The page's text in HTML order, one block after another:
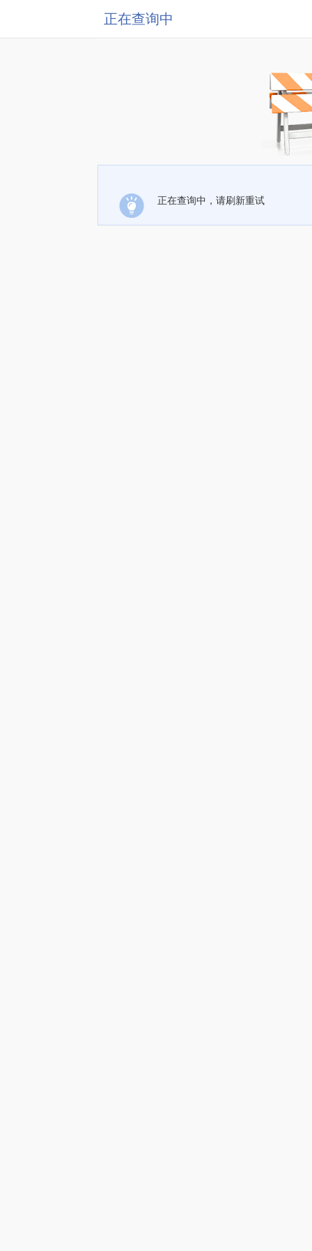
正在查询中
正在查询中，请刷新重试